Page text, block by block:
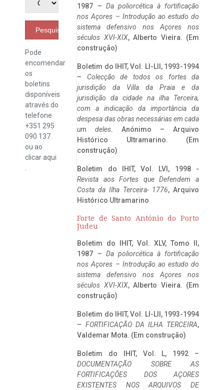
Pesquisar
Pode
encomendar
os
boletins
disponíveis
através do
telefone
+351 295
090 137
ou ao
clicaraqui
1987 – Da poliorcética à fortificação
nos Açores – Introdução ao estudo do
sistema defensivo nos Açores nos
séculos XVI-XIX, Alberto Vieira. (Em
construção)
Boletim do IHIT, Vol. LI-LII, 1993-1994
– Colecção de todos os fortes da
jurisdição da Villa da Praia e da
jurisdição da cidade na ilha Terceira,
com a indicação da importância da
despesa das obras necessárias em cada
um deles. Anónimo – Arquivo
Histórico Ultramarino. (Em
construção)
Boletim do IHIT, Vol. LVI, 1998 -
Revista aos Fortes que Defendem a
Costa da Ilha Terceira- 1776, Arquivo
Histórico Ultramarino
Forte de Santo António do Porto
Judeu
Boletim do IHIT, Vol. XLV, Tomo II,
1987 – Da poliorcética à fortificação
nos Açores – Introdução ao estudo do
sistema defensivo nos Açores nos
séculos XVI-XIX, Alberto Vieira. (Em
construção)
Boletim do IHIT, Vol. LI-LII, 1993-1994
– FORTIFICAÇÃO DA ILHA TERCEIRA,
Valdemar Mota. (Em construção)
Boletim do IHIT, Vol. L, 1992 –
DOCUMENTAÇÃO SOBRE AS
FORTIFICAÇÕES DOS AÇORES
EXISTENTES NOS ARQUIVOS DE